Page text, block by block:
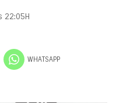
22:05H
WHATSAPP